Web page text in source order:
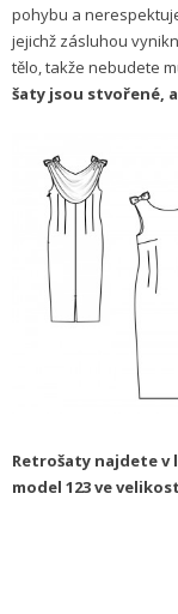
pohybu a
jejichž zásluhou
tělo, takže nebudete
šaty jsou stvořené,
Retrošaty najdete v
model 123 ve